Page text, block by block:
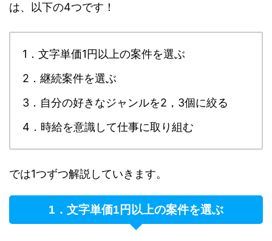
は、以下の4つです！
1．文字単価1円以上の案件を選ぶ
2．継続案件を選ぶ
3．自分の好きなジャンルを2，3個に絞る
4．時給を意識して仕事に取り組む
では1つずつ解説していきます。
1．文字単価1円以上の案件を選ぶ